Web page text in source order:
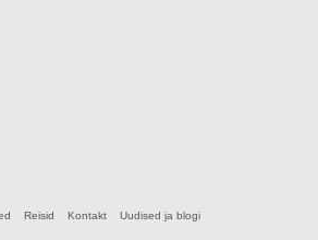
Reisid Kontakt Uudised ja blogi